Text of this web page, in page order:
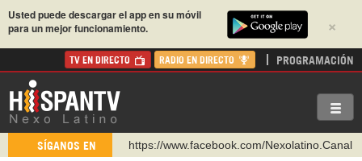
×
Usted puede descargar el app en su móvil
para un mejor funcionamiento.
TV EN DIRECTO RADIO EN DIRECTO PROGRAMACIÓN
SÍGANOS EN
https://www.facebook.com/Nexolatino.Canal